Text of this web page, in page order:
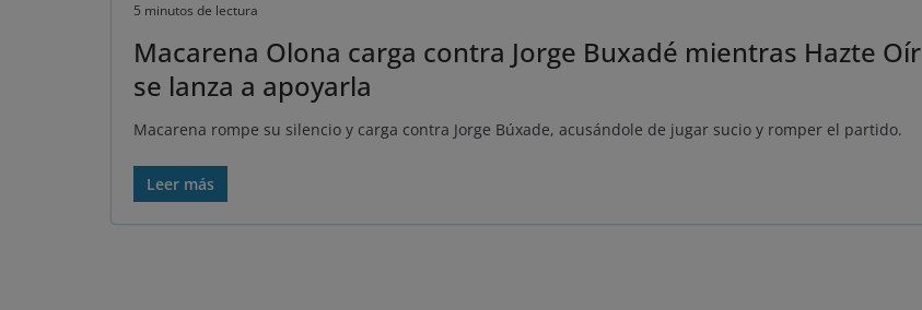
5 minutos de lectura
Macarena Olona carga contra Jorge Buxadé mientras Hazte Oír
se lanza a apoyarla
Macarena rompe su silencio y carga contra Jorge Búxade, acusándole de jugar sucio y romper el partido.
Leer más